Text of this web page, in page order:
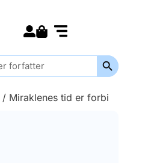
Search
/ Miraklenes tid er forbi